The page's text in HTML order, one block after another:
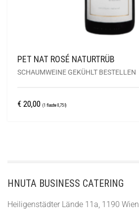
PET NAT ROSÉ NATURTRÜB
SCHAUMWEINE GEKÜHLT BESTELLEN
€ 20,00 (1 flasche 0,75 l)
HNUTA BUSINESS CATERING
Heiligenstädter Lände 11a, 1190 Wien